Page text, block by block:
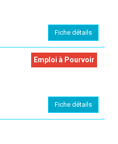
Fiche détails
Emploi à Pourvoir
Fiche détails